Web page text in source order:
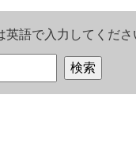
語で入力してくださ